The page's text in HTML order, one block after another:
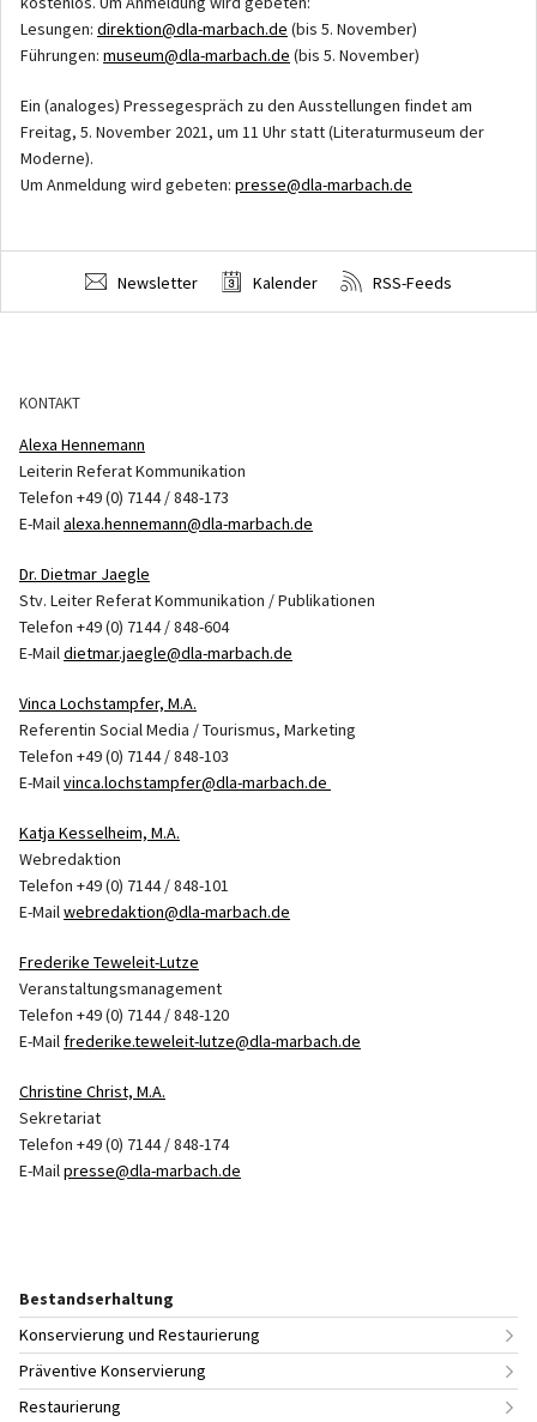
Lesungen: direktion@dla-marbach.de (bis 5. November)
Führungen: museum@dla-marbach.de (bis 5. November)
Ein (analoges) Pressegespräch zu den Ausstellungen findet am
Freitag, 5. November 2021, um 11 Uhr statt (Literaturmuseum der
Moderne).
Um Anmeldung wird gebeten: presse@dla-marbach.de
Newsletter Kalender RSS-Feeds
KONTAKT
Alexa Hennemann
Leiterin Referat Kommunikation
Telefon +49 (0) 7144 / 848-173
E-Mailalexa.hennemann@dla-marbach.de
Dr. Dietmar Jaegle
Stv. Leiter Referat Kommunikation / Publikationen
Telefon +49 (0) 7144 / 848-604
E-Maildietmar.jaegle@dla-marbach.de
Vinca Lochstampfer, M.A.
Referentin Social Media / Tourismus, Marketing
Telefon +49 (0) 7144 / 848-103
E-Mailvinca.lochstampfer@dla-marbach.de
Katja Kesselheim, M.A.
Webredaktion
Telefon +49 (0) 7144 / 848-101
E-Mailwebredaktion@dla-marbach.de
Frederike Teweleit-Lutze
Veranstaltungsmanagement
Telefon +49 (0) 7144 / 848-120
E-Mailfrederike.teweleit-lutze@dla-marbach.de
Christine Christ, M.A.
Sekretariat
Telefon +49 (0) 7144 / 848-174
E-Mailpresse@dla-marbach.de
Bestandserhaltung
Konservierung und Restaurierung
Präventive Konservierung
Restaurierung